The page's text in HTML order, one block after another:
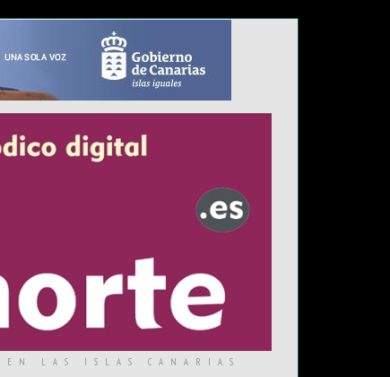
LAS ISLAS CANARIAS